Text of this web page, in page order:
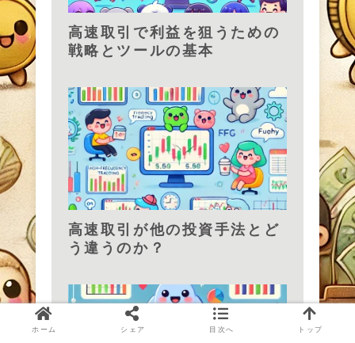
高速取引で利益を狙うための
戦略とツールの基本
高速取引が他の投資手法とど
う違うのか？
ホーム シェア 目次へ トップ